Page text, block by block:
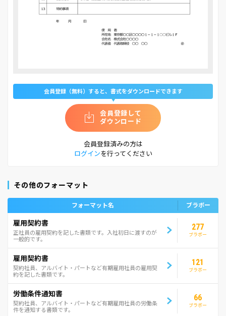
会員登録（無料）すると、書式をダウンロードできます
会員登録して
ダウンロード
会員登録済みの方は
ログインを行ってください
その他のフォーマット
フォーマット名 ブラボー
雇用契約書
正社員の雇用契約を記した書類です。入社初日に渡すのが
一般的です。
277
ブラボー
雇用契約書
契約社員、アルバイト・パートなど有期雇用社員の雇用契
約を記した書類です。
121
ブラボー
労働条件通知書
契約社員、アルバイト・パートなど有期雇用社員の労働条
件を通知する書類です。
66
ブラボー